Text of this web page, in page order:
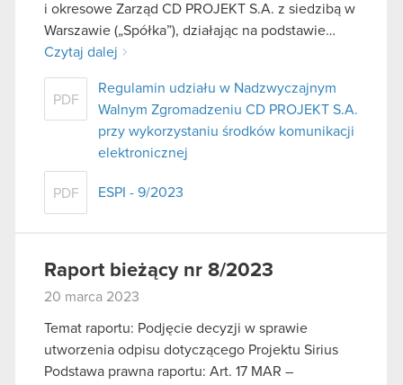
i okresowe Zarząd CD PROJEKT S.A. z siedzibą w
Warszawie („Spółka”), działając na podstawie…
Czytaj dalej
PDF
Regulamin udziału w Nadzwyczajnym
Walnym Zgromadzeniu CD PROJEKT S.A.
przy wykorzystaniu środków komunikacji
elektronicznej
PDF ESPI - 9/2023
Raport bieżący nr 8/2023
20 marca 2023
Temat raportu: Podjęcie decyzji w sprawie
utworzenia odpisu dotyczącego Projektu Sirius
Podstawa prawna raportu: Art. 17 MAR –